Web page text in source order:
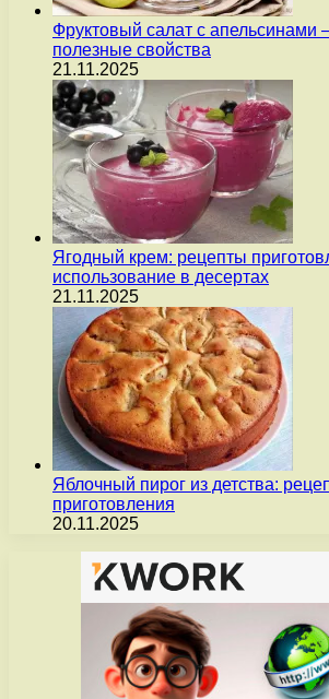
Фруктовый салат с апельсинами
полезные свойства
21.11.2025
Ягодный крем: рецепты
использование в десертах
21.11.2025
Яблочный пирог из детства:
приготовления
20.11.2025